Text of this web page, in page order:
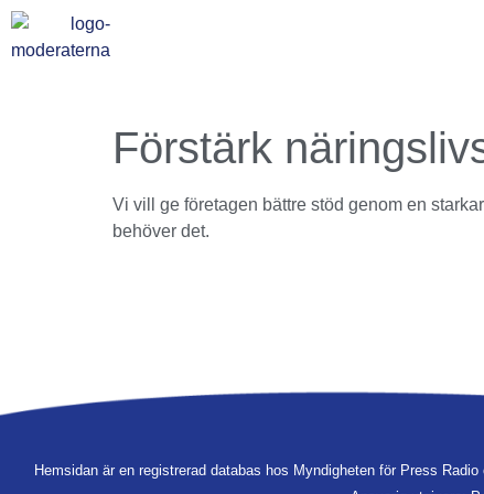
Förstärk
Vi vill ge företagen bättre stöd genom en
behöver det.
Hemsidan är en registrerad databas hos Myndigheten för Press